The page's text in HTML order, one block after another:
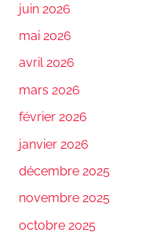
juin 2026
mai 2026
avril 2026
mars 2026
février 2026
janvier 2026
décembre 2025
novembre 2025
octobre 2025